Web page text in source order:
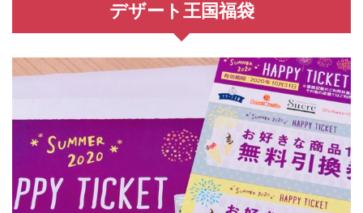
デザート王国福袋